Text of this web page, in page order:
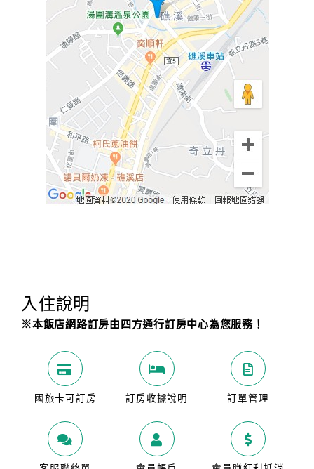
入住說明
※本飯店網路訂房由四方通行訂房中心為您服務！
國旅卡可訂房 訂房收據說明 訂單管理